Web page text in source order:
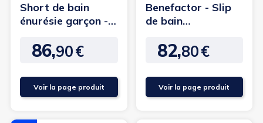
Short de bain
énurésie garçon -
Prix
86,90€
Voir la page produit
Benefactor - Slip
de bain
garçon -...
Prix
82,80€
Voir la page produit